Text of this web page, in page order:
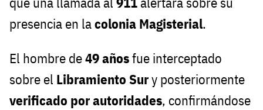
presencia en lacolonia Magisterial.
El hombre de49 añosfue interceptado
sobre el Libramiento Sury posteriormente
verificado por autoridades, confirmándose